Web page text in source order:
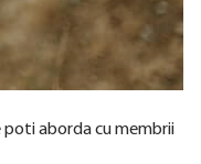
poti aborda cu membrii